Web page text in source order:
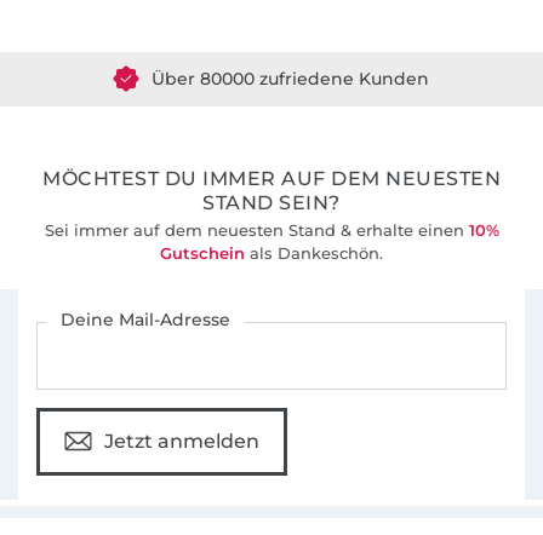
MÖCHTEST DU IMMER AUF DEM NEUESTEN
STAND SEIN?
Sei immer auf dem neuesten Stand & erhalte einen 10%
Gutschein als Dankeschön.
Deine Mail-Adresse
Jetzt anmelden